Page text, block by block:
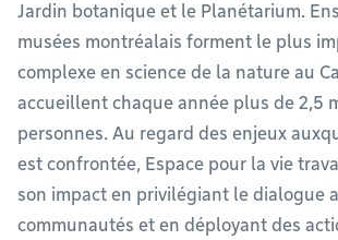
Jardin botanique et le Planétarium.
musées montréalais forment le plus
complexe en science de la nature au
accueillent chaque année plus de 2,5
personnes. Au regard des enjeux
est confrontée, Espace pour la vie
son impact en privilégiant le dialogue
communautés et en déployant des